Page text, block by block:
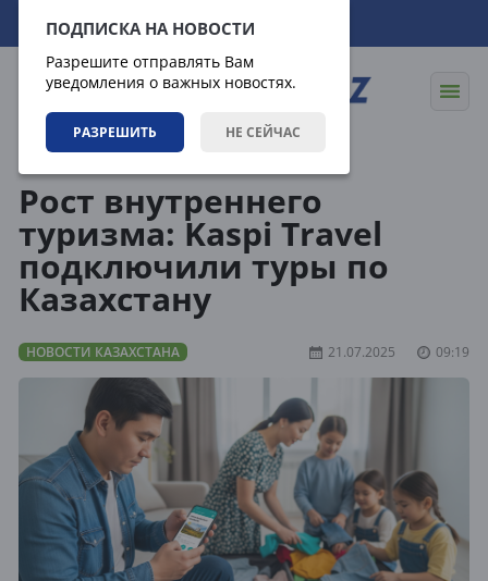
ПОДПИСКА НА НОВОСТИ
Разрешите отправлять Вам
уведомления о важных новостях.
РАЗРЕШИТЬ НЕ СЕЙЧАС
08.08.2026 11:31:42
Рост внутреннего
туризма: Kaspi Travel
подключили туры по
Казахстану
НОВОСТИ КАЗАХСТАНА 21.07.2025 09:19